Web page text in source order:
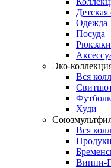
Одежда
Посуда
Эко-
Вся
Худи
Вся
Винни-